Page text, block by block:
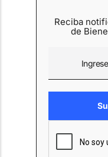
Reciba
de